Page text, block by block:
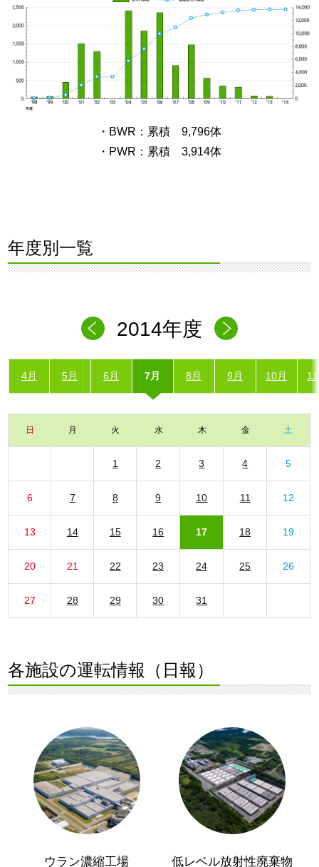
・BWR：累積 9,796体
・PWR：累積 3,914体
年度別一覧
2014年度
4月 5月 6月 7月 8月 9月 10月
日 月 火 水 木 金 土
1 2 3 4 5
6 7 8 9 10 11 12
13 14 15 16 17 18 19
20 21 22 23 24 25 26
27 28 29 30 31
各施設の運転情報（日報）
ウラン濃縮工場
低レベル放射性廃棄物